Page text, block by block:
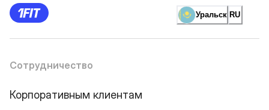
Уральск RU
Сотрудничество
Корпоративным клиентам